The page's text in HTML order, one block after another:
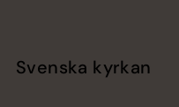
Svenska kyrkan